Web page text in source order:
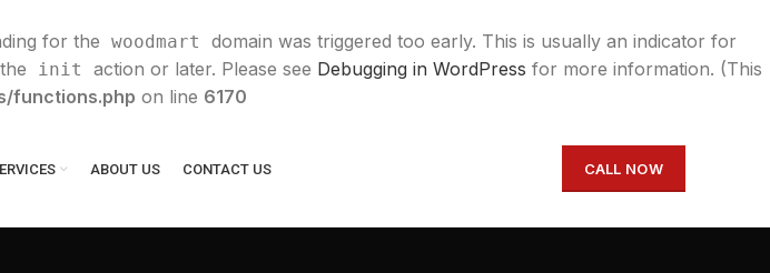
for the woodmart
domain was triggered too early. This is usually an indicator for
init action or later. Please see Debugging in WordPress for more information. (This
functions.php on line 6170
ABOUT US CONTACT US CALL NOW